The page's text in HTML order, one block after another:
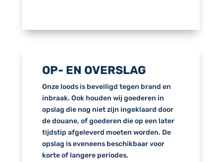
OP- EN OVERSLAG
Onze loods is beveiligd tegen brand en
inbraak. Ook houden wij goederen in
opslag die nog niet zijn ingeklaard door
de douane, of goederen die op een later
tijdstip afgeleverd moeten worden. De
opslag is eveneens beschikbaar voor
korte of langere periodes.